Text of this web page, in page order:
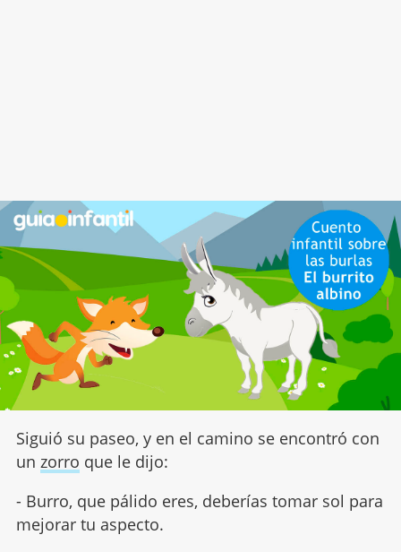
Siguió su paseo, y en el camino se encontró con
un zorro que le dijo:
- Burro, que pálido eres, deberías tomar sol para
mejorar tu aspecto.